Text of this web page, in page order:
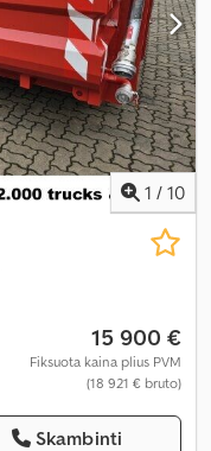
1 / 10
15 900 €
Fiksuota kaina plius PVM
(18 921 € bruto)
Skambinti